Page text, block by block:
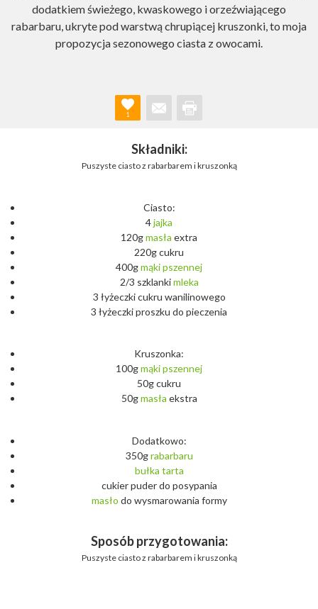
dodatkiem świeżego, kwaskowego i orzeźwiającego
rabarbaru, ukryte pod warstwą chrupiącej kruszonki, to moja
propozycja sezonowego ciasta z owocami.
1
Składniki:
Puszyste ciasto z rabarbarem i kruszonką
Ciasto:
4jajka
120gmasła extra
220g cukru
400gmąkipszennej
2/3 szklankimleka
3 łyżeczki cukru wanilinowego
3 łyżeczki proszku do pieczenia
Kruszonka:
100gmąkipszennej
50g cukru
50gmasła ekstra
Dodatkowo:
350grabarbaru
bułka tarta
cukier puder do posypania
masło do wysmarowania formy
Sposób przygotowania:
Puszyste ciasto z rabarbarem i kruszonką